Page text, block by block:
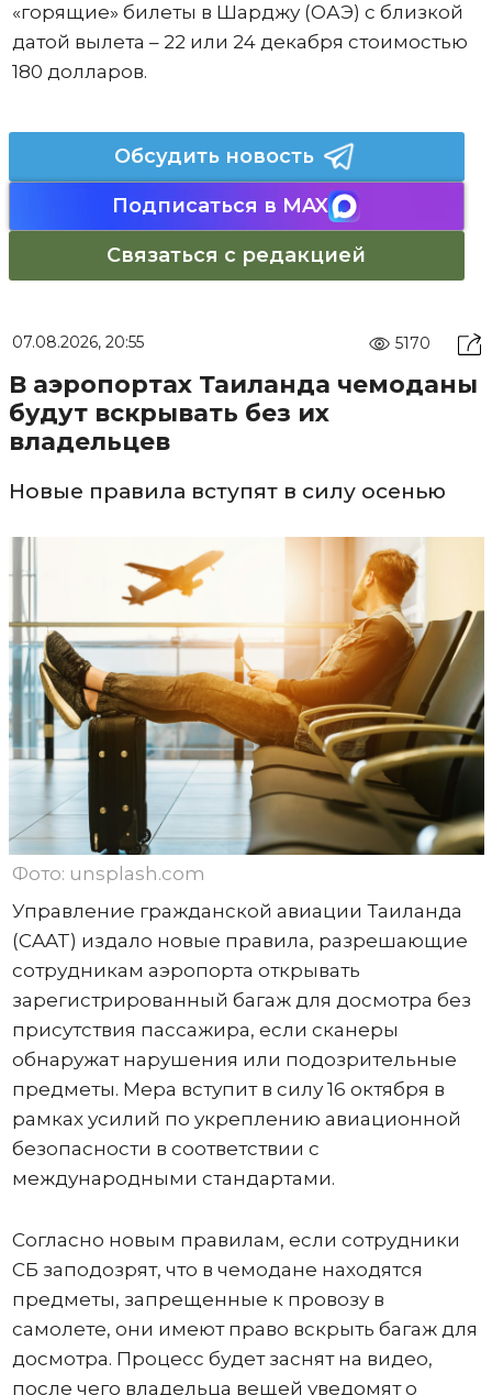
«горящие» билеты в Шарджу (ОАЭ) с близкой
датой вылета – 22 или 24 декабря стоимостью
180 долларов.
Обсудить новость
Подписаться в MAX
Связаться с редакцией
07.08.2026, 20:55 5170
В аэропортах Таиланда чемоданы
будут вскрывать без их
владельцев
Новые правила вступят в силу осенью
Фото: unsplash.com
Управление гражданской авиации Таиланда
(CAAT) издало новые правила, разрешающие
сотрудникам аэропорта открывать
зарегистрированный багаж для досмотра без
присутствия пассажира, если сканеры
обнаружат нарушения или подозрительные
предметы. Мера вступит в силу 16 октября в
рамках усилий по укреплению авиационной
безопасности в соответствии с
международными стандартами.
Согласно новым правилам, если сотрудники
СБ заподозрят, что в чемодане ​​находятся
предметы, запрещенные к провозу в
самолете, они имеют право вскрыть багаж для
досмотра. Процесс будет заснят на видео,
после чего владельца вещей уведомят о